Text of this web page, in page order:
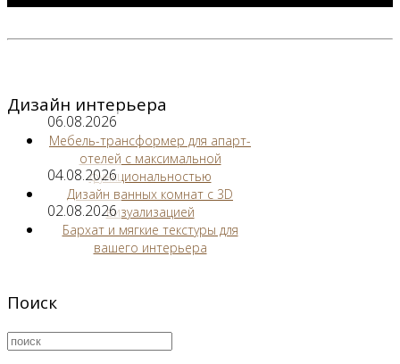
Дизайн интерьера
06.08.2026
Мебель-трансформер для апарт-
отелей с максимальной
функциональностью
04.08.2026
Дизайн ванных комнат с 3D
визуализацией
02.08.2026
Бархат и мягкие текстуры для
вашего интерьера
Поиск